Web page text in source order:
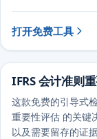
打开免费工具
IFRS 会计准则
这款免费的引导式
重要性评估 的关键
以及需要留存的证据